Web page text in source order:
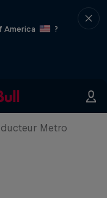
America
?
Bull
Boomin
Metro